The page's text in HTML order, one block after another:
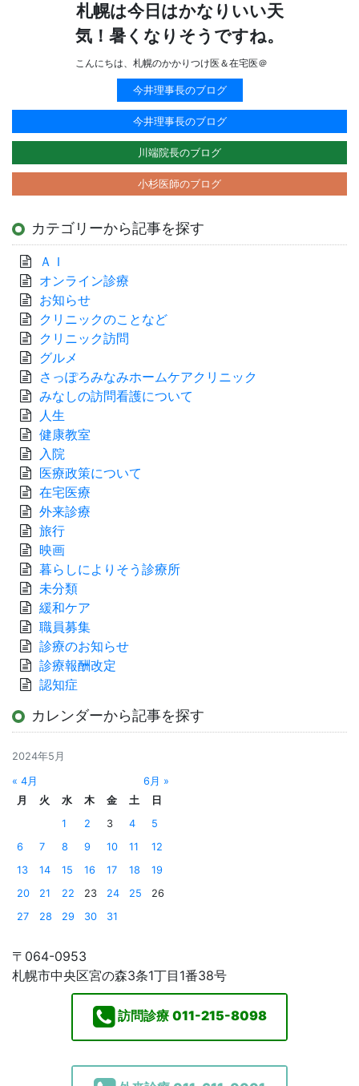
札幌は今日はかなりいい天
気！暑くなりそうですね。
こんにちは、札幌のかかりつけ医＆在宅医＠
今井理事長のブログ
今井理事長のブログ
川端院長のブログ
小杉医師のブログ
カテゴリーから記事を探す
ＡＩ
オンライン診療
お知らせ
クリニックのことなど
クリニック訪問
グルメ
さっぽろみなみホームケアクリニック
みなしの訪問看護について
人生
健康教室
入院
医療政策について
在宅医療
外来診療
旅行
映画
暮らしによりそう診療所
未分類
緩和ケア
職員募集
診療のお知らせ
診療報酬改定
認知症
カレンダーから記事を探す
2024年5月
« 4月
6月 »
月
火 水 木 金 土
日
1
2 3 4
5
6
7 8 9 10 11
12
13
14 15 16 17 18
19
20
21 22 23 24 25
26
27
28 29 30 31
〒064-0953
札幌市中央区宮の森3条1丁目1番38号
訪問診療 011-215-8098